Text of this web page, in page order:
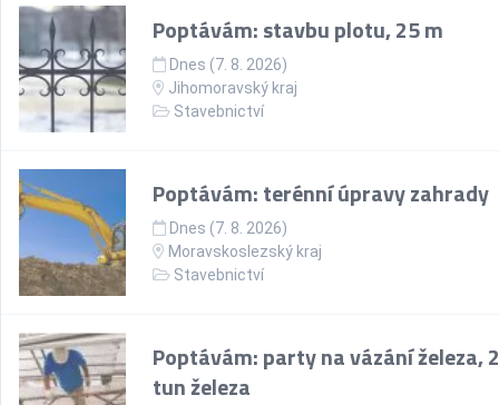
Poptávám: stavbu plotu, 25 m
Dnes (7. 8. 2026)
Jihomoravský kraj
Stavebnictví
Poptávám: terénní úpravy zahrady
Dnes (7. 8. 2026)
Moravskoslezský kraj
Stavebnictví
Poptávám: party na vázání železa,
tun železa